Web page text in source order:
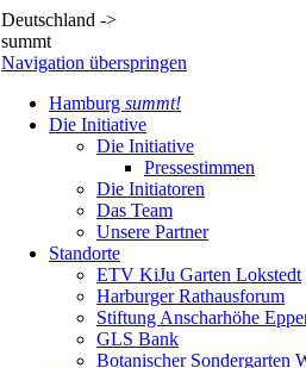
Deutschland ->
summt
Navigation überspringen
Hamburg summt!
Die Initiative
Die Initiative
Pressestimmen
Die Initiatoren
Das Team
Unsere Partner
Standorte
ETV KiJu Garten Lokstedt
Harburger Rathausforum
Stiftung Anscharhöhe
GLS Bank
Botanischer Sondergarten